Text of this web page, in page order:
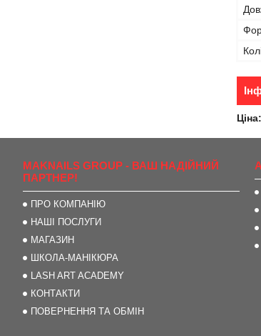
Ціна:
MAKNAILS GROUP - ВАШ НАДІЙНИЙ
ПАРТНЕР!
ПРО КОМПАНІЮ
НАШІ ПОСЛУГИ
МАГАЗИН
ШКОЛА-МАНІКЮРА
LASH ART ACADEMY
КОНТАКТИ
ПОВЕРНЕННЯ ТА ОБМІН